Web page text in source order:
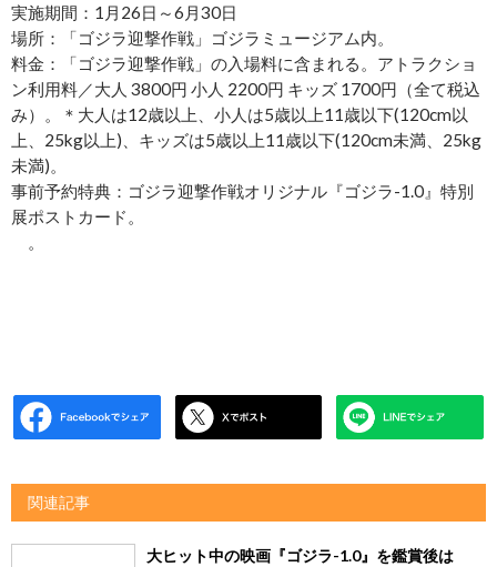
実施期間：1月26日～6月30日
場所：「ゴジラ迎撃作戦」ゴジラミュージアム内。
料金：「ゴジラ迎撃作戦」の入場料に含まれる。アトラクショ
ン利用料／大人 3800円 小人 2200円 キッズ 1700円（全て税込
み）。＊大人は12歳以上、小人は5歳以上11歳以下(120cm以
上、25kg以上)、キッズは5歳以上11歳以下(120cm未満、25kg
未満)。
事前予約特典：ゴジラ迎撃作戦オリジナル『ゴジラ‐1.0』特別
展ポストカード。
。
関連記事
大ヒット中の映画『ゴジラ-1.0』を鑑賞後は